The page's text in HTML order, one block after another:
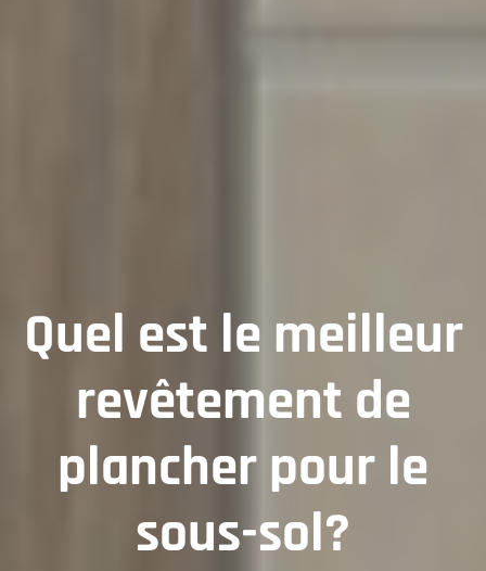
Quel est le meilleur
revêtement de
plancher pour le
sous-sol?